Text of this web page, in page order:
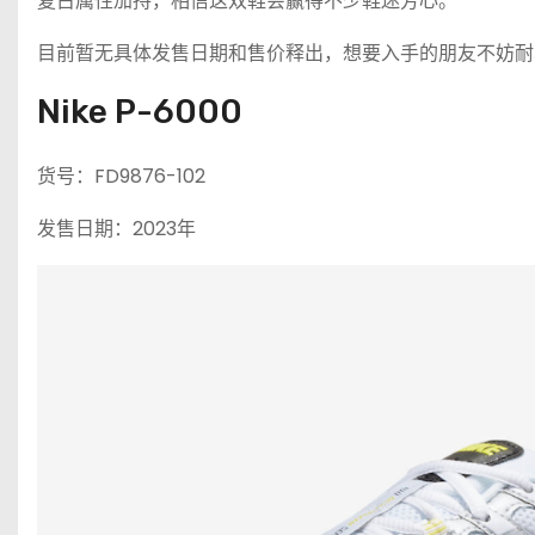
目前暂无具体发售日期和售价释出，想要入手的朋友不妨
Nike P-6000
货号：FD9876-102
发售日期：2023年